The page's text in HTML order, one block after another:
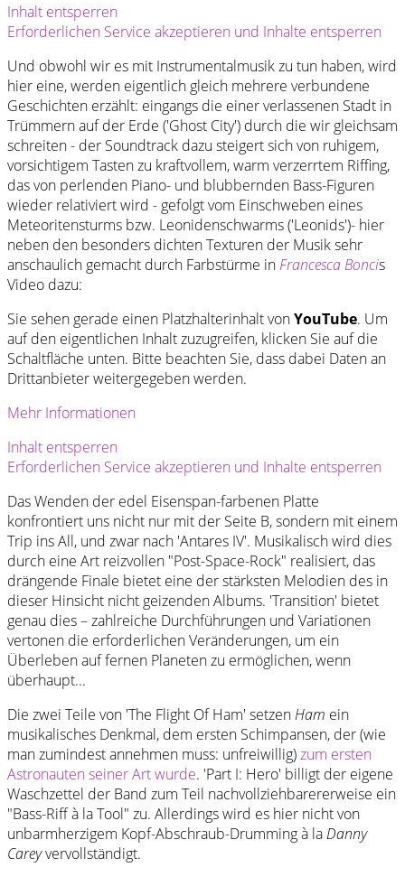
Inhalt entsperren
Erforderlichen Service akzeptieren und Inhalte entsperren
Und obwohl wir es mit Instrumentalmusik zu tun haben, wird
hier eine, werden eigentlich gleich mehrere verbundene
Geschichten erzählt: eingangs die einer verlassenen Stadt in
Trümmern auf der Erde ('Ghost City') durch die wir gleichsam
schreiten - der Soundtrack dazu steigert sich von ruhigem,
vorsichtigem Tasten zu kraftvollem, warm verzerrtem Riffing,
das von perlenden Piano- und blubbernden Bass-Figuren
wieder relativiert wird - gefolgt vom Einschweben eines
Meteoritensturms bzw. Leonidenschwarms ('Leonids')- hier
neben den besonders dichten Texturen der Musik sehr
anschaulich gemacht durch Farbstürme in Francesca Boncis
Video dazu:
Sie sehen gerade einen Platzhalterinhalt vonYouTube. Um
auf den eigentlichen Inhalt zuzugreifen, klicken Sie auf die
Schaltfläche unten. Bitte beachten Sie, dass dabei Daten an
Drittanbieter weitergegeben werden.
Mehr Informationen
Inhalt entsperren
Erforderlichen Service akzeptieren und Inhalte entsperren
Das Wenden der edel Eisenspan-farbenen Platte
konfrontiert uns nicht nur mit der Seite B, sondern mit einem
Trip ins All, und zwar nach 'Antares IV'. Musikalisch wird dies
durch eine Art reizvollen "Post-Space-Rock" realisiert, das
drängende Finale bietet eine der stärksten Melodien des in
dieser Hinsicht nicht geizenden Albums. 'Transition' bietet
genau dies – zahlreiche Durchführungen und Variationen
vertonen die erforderlichen Veränderungen, um ein
Überleben auf fernen Planeten zu ermöglichen, wenn
überhaupt...
Die zwei Teile von 'The Flight Of Ham' setzenHam ein
musikalisches Denkmal, dem ersten Schimpansen, der (wie
man zumindest annehmen muss: unfreiwillig)zum ersten
Astronauten seiner Art wurde. 'Part I: Hero' billigt der eigene
Waschzettel der Band zum Teil nachvollziehbarererweise ein
"Bass-Riff à la Tool" zu. Allerdings wird es hier nicht von
unbarmherzigem Kopf-Abschraub-Drumming à laDanny
Careyvervollständigt.